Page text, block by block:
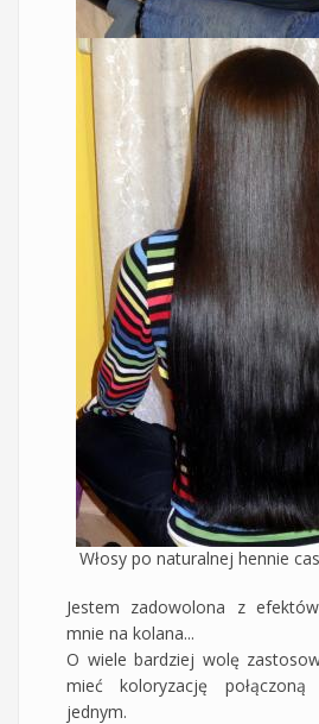
Włosy po naturalnej hennie
Jestem zadowolona z
mnie na kolana...
O wiele bardziej wolę
mieć koloryzację
jednym.